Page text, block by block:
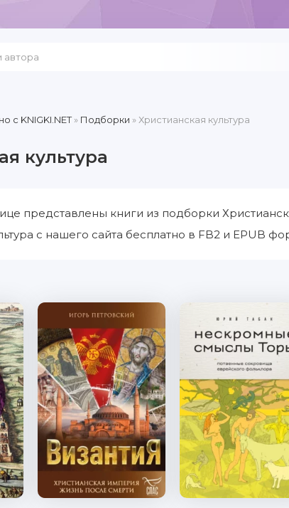
c KNIGKI.NET» Подборки » Христианская культура
культура
представлены книги из подборки
с нашего сайта бесплатно в FB2 и EPUB